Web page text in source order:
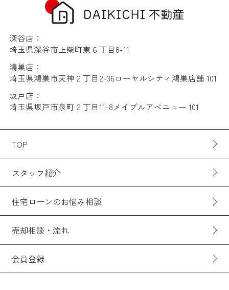
深谷店：
埼玉県深谷市上柴町東６丁目8-11
鴻巣店：
埼玉県鴻巣市天神２丁目2-36ローヤルシティ鴻巣店舗 101
坂戸店：
埼玉県坂戸市泉町２丁目11-8メイプルアベニュー 101
TOP
スタッフ紹介
住宅ローンのお悩み相談
売却相談・流れ
会員登録